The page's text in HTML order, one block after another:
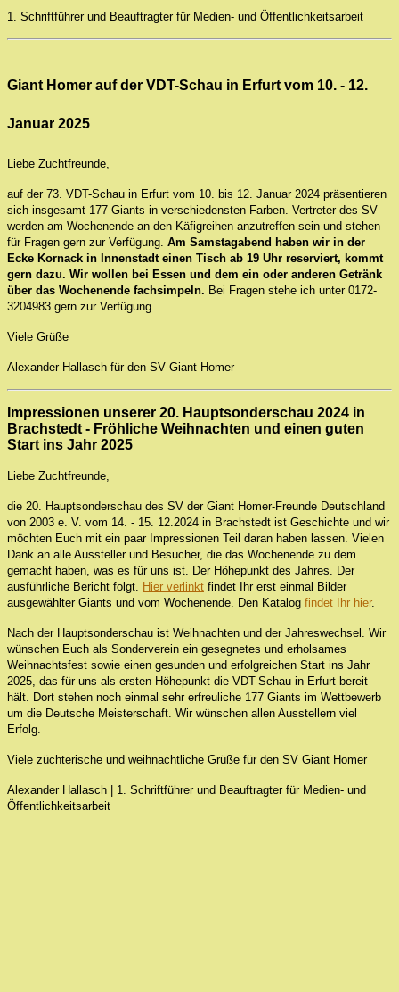
1. Schriftführer und Beauftragter für Medien- und Öffentlichkeitsarbeit
Giant Homer auf der VDT-Schau in Erfurt vom 10. - 12.
Januar 2025
Liebe Zuchtfreunde,
auf der 73. VDT-Schau in Erfurt vom 10. bis 12. Januar 2024 präsentieren
sich insgesamt 177 Giants in verschiedensten Farben. Vertreter des SV
werden am Wochenende an den Käfigreihen anzutreffen sein und stehen
für Fragen gern zur Verfügung. Am Samstagabend haben wir in der
Ecke Kornack in Innenstadt einen Tisch ab 19 Uhr reserviert, kommt
gern dazu. Wir wollen bei Essen und dem ein oder anderen Getränk
über das Wochenende fachsimpeln. Bei Fragen stehe ich unter 0172-
3204983 gern zur Verfügung.
Viele Grüße
Alexander Hallasch für den SV Giant Homer
Impressionen unserer 20. Hauptsonderschau 2024 in
Brachstedt - Fröhliche Weihnachten und einen guten
Start ins Jahr 2025
Liebe Zuchtfreunde,
die 20. Hauptsonderschau des SV der Giant Homer-Freunde Deutschland
von 2003 e. V. vom 14. - 15. 12.2024 in Brachstedt ist Geschichte und wir
möchten Euch mit ein paar Impressionen Teil daran haben lassen. Vielen
Dank an alle Aussteller und Besucher, die das Wochenende zu dem
gemacht haben, was es für uns ist. Der Höhepunkt des Jahres. Der
ausführliche Bericht folgt.
Hier verlinkt findet Ihr erst einmal Bilder
ausgewählter Giants und vom Wochenende. Den Katalog findet Ihr hier.
Nach der Hauptsonderschau ist Weihnachten und der Jahreswechsel. Wir
wünschen Euch als Sonderverein ein gesegnetes und erholsames
Weihnachtsfest sowie einen gesunden und erfolgreichen Start ins Jahr
2025, das für uns als ersten Höhepunkt die VDT-Schau in Erfurt bereit
hält. Dort stehen noch einmal sehr erfreuliche 177 Giants im Wettbewerb
um die Deutsche Meisterschaft. Wir wünschen allen Ausstellern viel
Erfolg.
Viele züchterische und weihnachtliche Grüße für den SV Giant Homer
Alexander Hallasch
1. Schriftführer und Beauftragter für Medien- und
Öffentlichkeitsarbeit